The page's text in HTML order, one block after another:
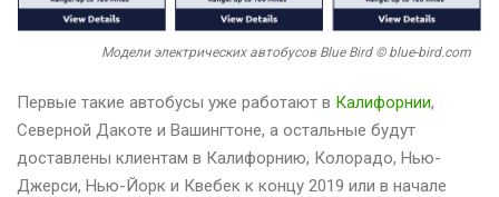
Модели электрических автобусов Blue Bird © blue-bird.com
Первые такие автобусы уже работают в Калифорнии,
Северной Дакоте и Вашингтоне, а остальные будут
доставлены клиентам в Калифорнию, Колорадо, Нью-
Джерси, Нью-Йорк и Квебек к концу 2019 или в начале